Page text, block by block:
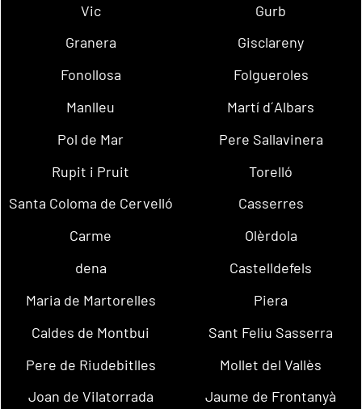
Vic
Gurb
Granera
Gisclareny
Fonollosa
Folgueroles
Manlleu
Martí d´Albars
Pol de Mar
Pere Sallavinera
Rupit i Pruit
Torelló
Santa Coloma de Cervelló
Casserres
Carme
Olèrdola
dena
Castelldefels
Maria de Martorelles
Piera
Caldes de Montbui
Sant Feliu Sasserra
Pere de Riudebitlles
Mollet del Vallès
Joan de Vilatorrada
Jaume de Frontanyà